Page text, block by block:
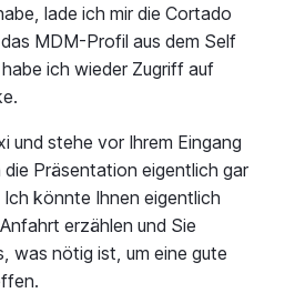
lade ich mir die Cortado
MDM-Profil aus dem Self
ich wieder Zugriff auf
und stehe vor Ihrem Eingang
Präsentation eigentlich gar
könnte Ihnen eigentlich
erzählen und Sie
was nötig ist, um eine gute